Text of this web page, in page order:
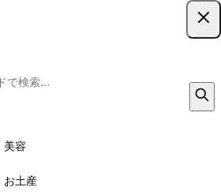
美容
お土産
チミン市からのアクセ
際空港がホーチミン旅行の第一歩であり、
、バスもしくはタクシーで一路ホーチミン
は、ホーチミン市内の移動手段をはじめ、
クセス方法をご紹介します。例えばホーチ